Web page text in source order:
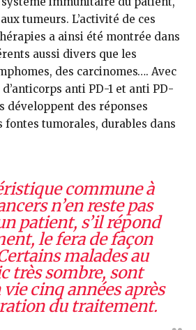
tumeurs. L’activité de ces
a ainsi été montrée dans
aussi divers que les
des carcinomes…. Avec
anti PD-1 et anti PD-
développent des réponses
fontes tumorales, durables dans
commune à
n’en reste pas
patient, s’il répond
le fera de façon
malades au
très sombre, sont
cinq années après
du traitement.